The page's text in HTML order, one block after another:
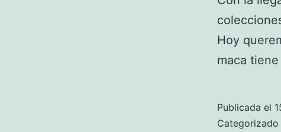
Hoy
maca
Publicada el